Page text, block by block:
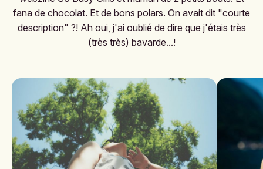
fana de chocolat. Et de bons polars. On avait dit "courte
description" ?! Ah oui, j'ai oublié de dire que j'étais très
(très très) bavarde...!